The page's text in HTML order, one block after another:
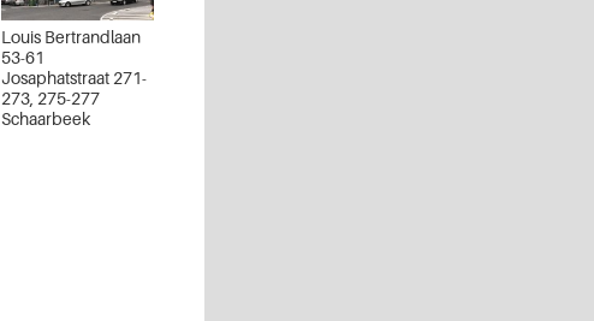
Louis Bertrandlaan
53-61
Josaphatstraat 271-
273, 275-277
Schaarbeek